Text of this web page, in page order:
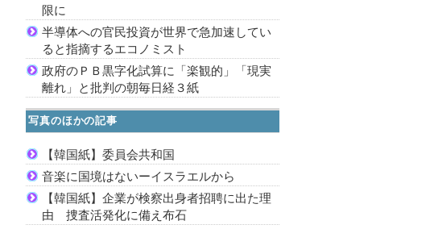
限に
半導体への官民投資が世界で急加速してい
ると指摘するエコノミスト
政府のＰＢ黒字化試算に「楽観的」「現実
離れ」と批判の朝毎日経３紙
写真のほかの記事
【韓国紙】委員会共和国
音楽に国境はないーイスラエルから
【韓国紙】企業が検察出身者招聘に出た理
由 捜査活発化に備え布石